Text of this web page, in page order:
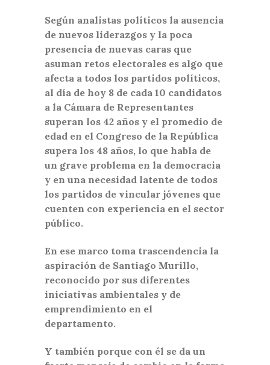
Según analistas políticos la ausencia
de nuevos liderazgos y la poca
presencia de nuevas caras que
asuman retos electorales es algo que
afecta a todos los partidos políticos,
al día de hoy 8 de cada 10 candidatos
a la Cámara de Representantes
superan los 42 años y el promedio de
edad en el Congreso de la República
supera los 48 años, lo que habla de
un grave problema en la democracia
y en una necesidad latente de todos
los partidos de vincular jóvenes que
cuenten con experiencia en el sector
público.
En ese marco toma trascendencia la
aspiración de Santiago Murillo,
reconocido por sus diferentes
iniciativas ambientales y de
emprendimiento en el
departamento.
Y también porque con él se da un